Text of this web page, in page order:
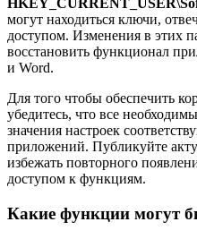
могут находиться ключи,
доступом. Изменения в этих
восстановить функционал
и Word.
Для того чтобы обеспечить
убедитесь, что все
значения настроек
приложений. Публикуйте
избежать повторного
доступом к функциям.
Какие функции могут